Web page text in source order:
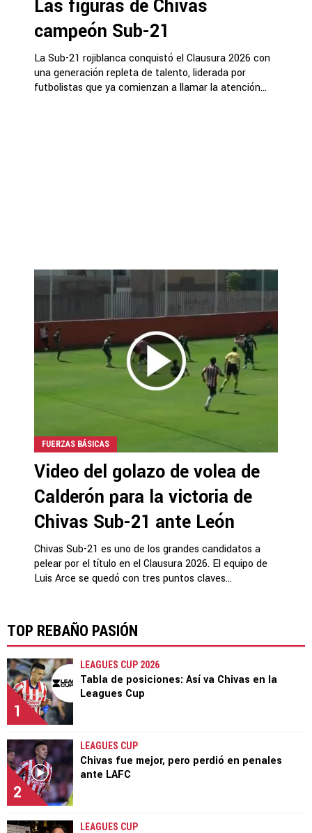
Las figuras de Chivas
campeón Sub-21
La Sub-21 rojiblanca conquistó el Clausura 2026 con
una generación repleta de talento, liderada por
futbolistas que ya comienzan a llamar la atención...
FUERZAS BÁSICAS
Video del golazo de volea de
Calderón para la victoria de
Chivas Sub-21 ante León
Chivas Sub-21 es uno de los grandes candidatos a
pelear por el título en el Clausura 2026. El equipo de
Luis Arce se quedó con tres puntos claves...
TOP REBAÑO PASIÓN
1
LEAGUES CUP 2026
Tabla de posiciones: Así va Chivas en la
Leagues Cup
2
LEAGUES CUP
Chivas fue mejor, pero perdió en penales
ante LAFC
LEAGUES CUP